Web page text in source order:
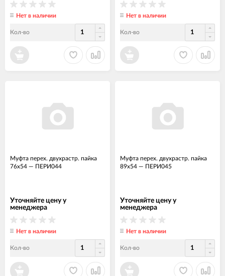
Нет в наличии
Кол-во
Нет в наличии
Кол-во
Муфта перех. двухрастр. пайка
76х54 — ПЕРИ044
Уточняйте цену у
менеджера
Нет в наличии
Кол-во
Муфта перех. двухрастр. пайка
89х54 — ПЕРИ045
Уточняйте цену у
менеджера
Нет в наличии
Кол-во